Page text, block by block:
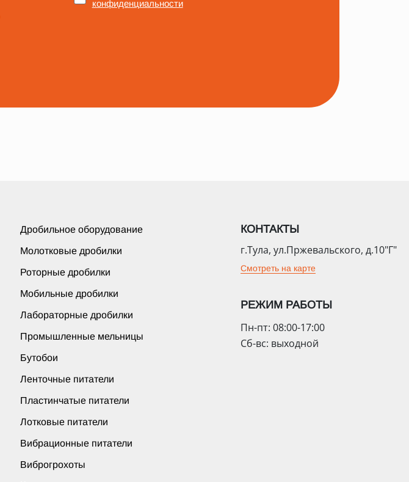
конфиденциальности
Дробильное оборудование
Молотковые дробилки
Роторные дробилки
Мобильные дробилки
Лабораторные дробилки
Промышленные мельницы
Бутобои
Ленточные питатели
Пластинчатые питатели
Лотковые питатели
Вибрационные питатели
Виброгрохоты
КОНТАКТЫ
г.Тула, ул.Пржевальского, д.10"Г"
Смотреть на карте
РЕЖИМ РАБОТЫ
Пн-пт: 08:00-17:00
Сб-вс: выходной